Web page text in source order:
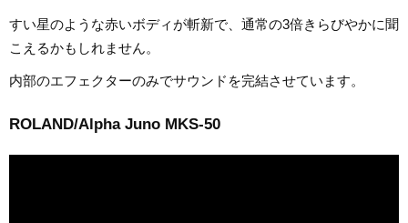
すい星のような赤いボディが斬新で、通常の3倍きらびやかに聞
こえるかもしれません。
内部のエフェクターのみでサウンドを完結させています。
ROLAND/Alpha Juno MKS-50